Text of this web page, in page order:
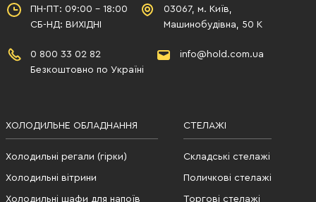
ПН-ПТ: 09:00 - 18:00
СБ-НД: ВИХІДНІ
03067, м. Київ,
Машинобудівна, 50 К
0 800 33 02 82
Безкоштовно по Україні
info@hold.com.ua
ХОЛОДИЛЬНЕ ОБЛАДНАННЯ
Холодильні регали (гірки)
Холодильні вітрини
Холодильні шафи для напоїв
СТЕЛАЖІ
Складські стелажі
Поличкові стелажі
Торгові стелажі